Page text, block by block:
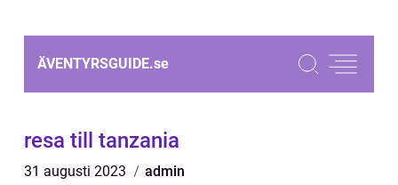
ÄVENTYRSGUIDE.se
resa till tanzania
31 augusti 2023 admin